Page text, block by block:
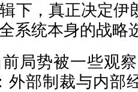
下，真正决定伊
系统本身的战略
局势被一些观
外部制裁与内部